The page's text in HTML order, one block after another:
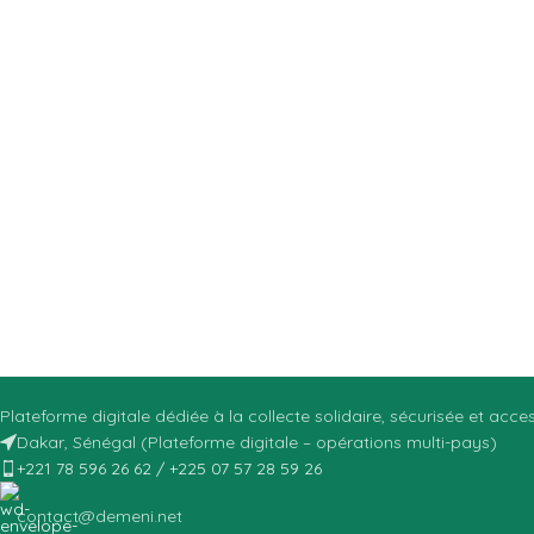
Plateforme digitale dédiée à la collecte solidaire, sécurisée et
Dakar, Sénégal (Plateforme digitale – opérations multi-pays)
+221 78 596 26 62 / +225 07 57 28 59 26
contact@demeni.net